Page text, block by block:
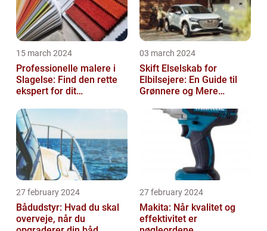
15 march 2024
Professionelle malere i
Slagelse: Find den rette
ekspert for dit
03 march 2024
Skift Elselskab for
Elbilsejere: En Guide til
Grønnere og Mere
27 february 2024
Bådudstyr: Hvad du skal
overveje, når du
27 february 2024
Makita: Når kvalitet og
effektivitet er